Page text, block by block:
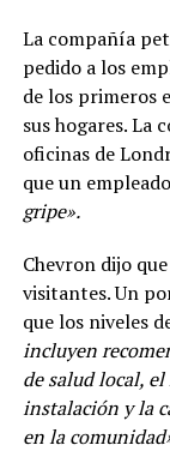
La compañía
pedido a los
de los primeros
sus hogares. La
oficinas de
que un
gripe».
Chevron dijo
visitantes. Un
que los niveles
incluyen
de salud local,
instalación y la
en la